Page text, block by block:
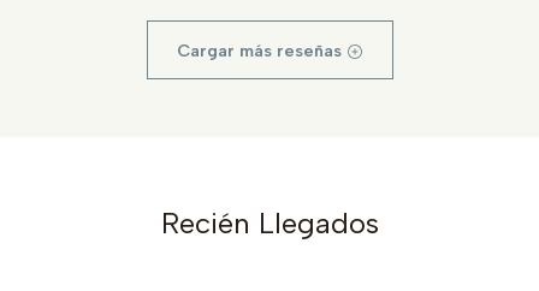
Cargar más reseñas
Recién Llegados